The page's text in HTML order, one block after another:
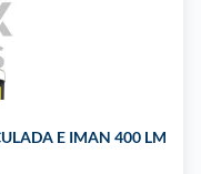
E IMAN 400 LM